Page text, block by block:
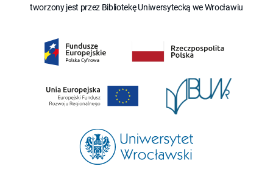
tworzony jest przez Bibliotekę Uniwersytecką we Wrocławiu